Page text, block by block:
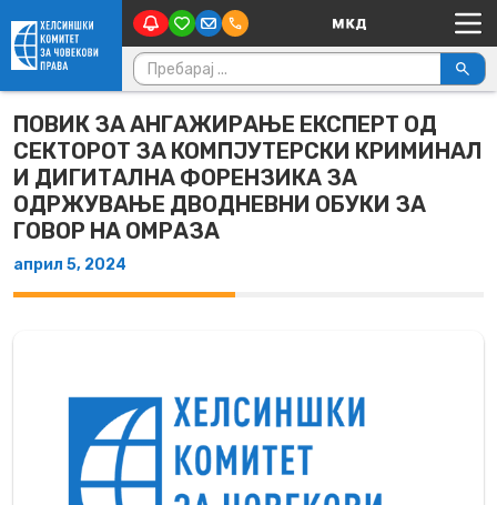
Skip to content Main Navigation
Пребарувај за:
ПОВИК ЗА АНГАЖИРАЊЕ ЕКСПЕРТ ОД
СЕКТОРОТ ЗА КОМПЈУТЕРСКИ КРИМИНАЛ
И ДИГИТАЛНА ФОРЕНЗИКА ЗА
ОДРЖУВАЊЕ ДВОДНЕВНИ ОБУКИ ЗА
ГОВОР НА ОМРАЗА
април 5, 2024